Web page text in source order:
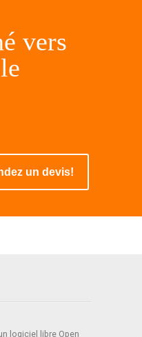
vers
un devis!
logiciel libre Open